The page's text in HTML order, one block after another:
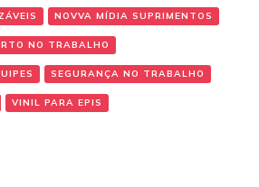
NOVVA MÍDIA SUPRIMENTOS
NO TRABALHO
SEGURANÇA NO TRABALHO
VINIL PARA EPIS